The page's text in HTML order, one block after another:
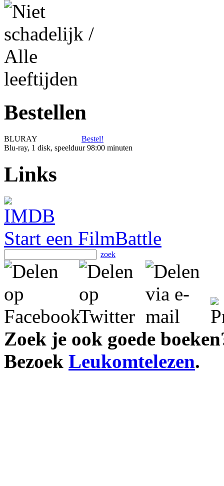
Bestellen
BLURAY
Bestel!
Blu-ray, 1 disk, speelduur 98:00 minuten
Links
Start een FilmBattle
zoek
Zoek je ook goede
Bezoek Leukomtelezen.